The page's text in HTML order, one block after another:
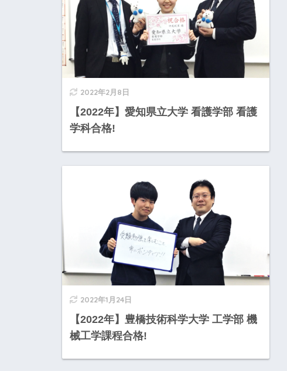
2022年2月8日
【2022年】愛知県立大学 看護学部 看護
学科合格!
2022年1月24日
【2022年】豊橋技術科学大学 工学部 機
械工学課程合格!